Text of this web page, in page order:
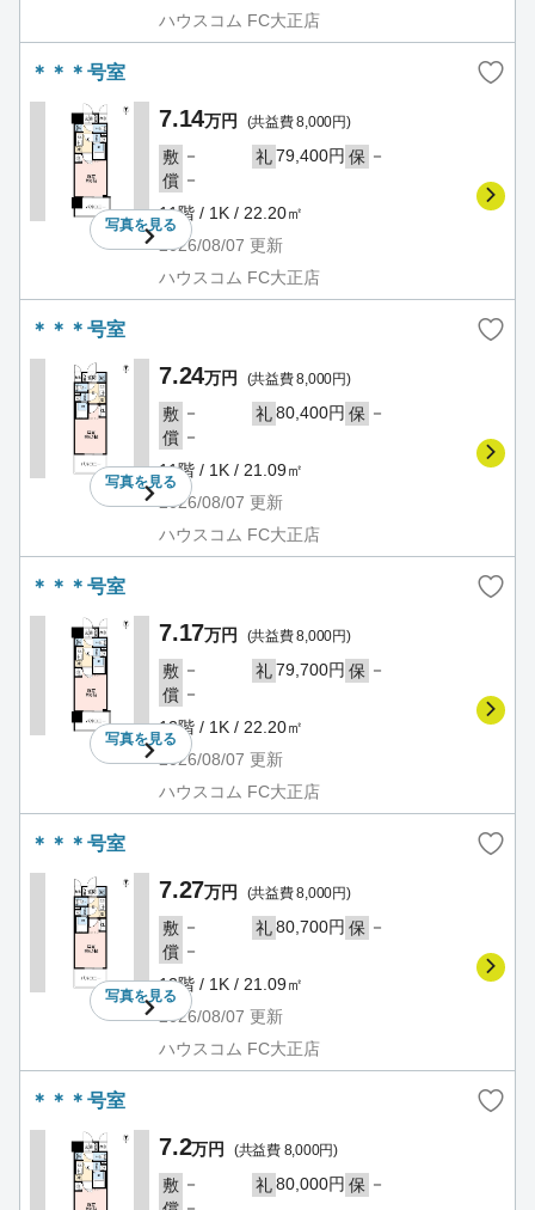
ハウスコム FC大正店
＊＊＊号室
写真を見る
7.14万円 (共益費 8,000円)
敷 － 礼79,400円 保 －
償 －
11階 / 1K / 22.20㎡
2026/08/07 更新
ハウスコム FC大正店
＊＊＊号室
写真を見る
7.24万円 (共益費 8,000円)
敷 － 礼80,400円 保 －
償 －
11階 / 1K / 21.09㎡
2026/08/07 更新
ハウスコム FC大正店
＊＊＊号室
写真を見る
7.17万円 (共益費 8,000円)
敷 － 礼79,700円 保 －
償 －
12階 / 1K / 22.20㎡
2026/08/07 更新
ハウスコム FC大正店
＊＊＊号室
写真を見る
7.27万円 (共益費 8,000円)
敷 － 礼80,700円 保 －
償 －
12階 / 1K / 21.09㎡
2026/08/07 更新
ハウスコム FC大正店
＊＊＊号室
7.2万円 (共益費 8,000円)
敷 － 礼80,000円 保 －